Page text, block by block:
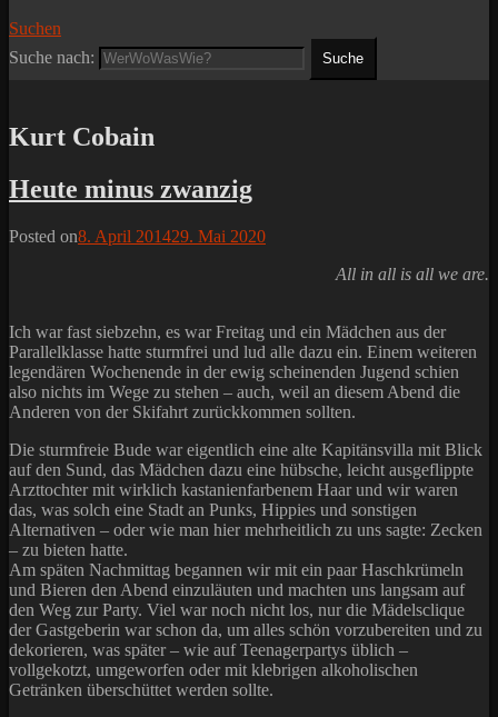
Suchen
Suche nach:
Kurt Cobain
Heute minus zwanzig
Posted on8. April 201429. Mai 2020
All in all is all we are.
Ich war fast siebzehn, es war Freitag und ein Mädchen aus der
Parallelklasse hatte sturmfrei und lud alle dazu ein. Einem weiteren
legendären Wochenende in der ewig scheinenden Jugend schien
also nichts im Wege zu stehen – auch, weil an diesem Abend die
Anderen von der Skifahrt zurückkommen sollten.
Die sturmfreie Bude war eigentlich eine alte Kapitänsvilla mit Blick
auf den Sund, das Mädchen dazu eine hübsche, leicht ausgeflippte
Arzttochter mit wirklich kastanienfarbenem Haar und wir waren
das, was solch eine Stadt an Punks, Hippies und sonstigen
Alternativen – oder wie man hier mehrheitlich zu uns sagte: Zecken
– zu bieten hatte.
Am späten Nachmittag begannen wir mit ein paar Haschkrümeln
und Bieren den Abend einzuläuten und machten uns langsam auf
den Weg zur Party. Viel war noch nicht los, nur die Mädelsclique
der Gastgeberin war schon da, um alles schön vorzubereiten und zu
dekorieren, was später – wie auf Teenagerpartys üblich –
vollgekotzt, umgeworfen oder mit klebrigen alkoholischen
Getränken überschüttet werden sollte.